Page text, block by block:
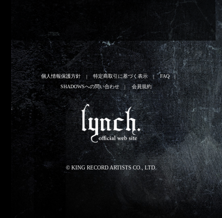
個人情報保護方針 特定商取引に基づく表示
FAQ
SHADOWSへの問い合わせ
会員規約
© KING RECORD ARTISTS CO., LTD.